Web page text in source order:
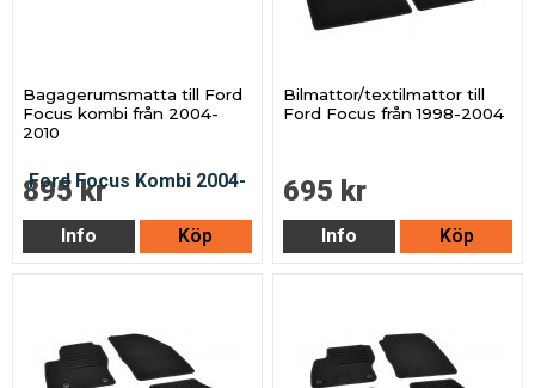
Bagagerumsmatta till Ford
Focus kombi från 2004-
2010
895 kr
Info Köp
Bilmattor/textilmattor till
Ford Focus från 1998-2004
695 kr
Info Köp